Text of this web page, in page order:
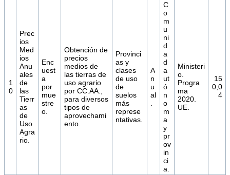
1
0
Prec
ios
Med
ios
Anu
ales
de
las
Tierr
as
de
Uso
Agra
rio.
Enc
uest
a
por
mue
stre
o.
Obtención de
precios
medios de
las tierras de
uso agrario
por CC.AA.,
para diversos
tipos de
aprovechami
ento.
Provinci
as y
clases
de uso
de
suelos
más
represe
ntativas.
A
n
u
al
C
o
m
u
ni
d
a
d
a
ut
ó
n
o
m
a
y
pr
ov
in
ci
a.
Ministeri
o.
Progra
ma
2020.
UE.
15
0,0
4